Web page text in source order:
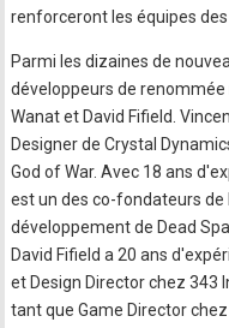
renforceront les équipes
Parmi les dizaines de
développeurs de
Wanat et David Fifield.
Designer de Crystal
God of War. Avec 18 ans
est un des co-fondateurs de
développement de Dead
David Fifield a 20 ans
et Design Director chez 343
tant que Game Director